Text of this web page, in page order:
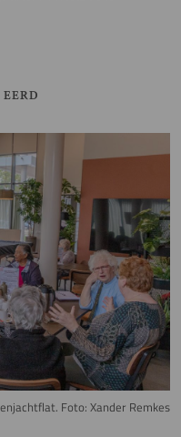
Foto: Xander Remkes